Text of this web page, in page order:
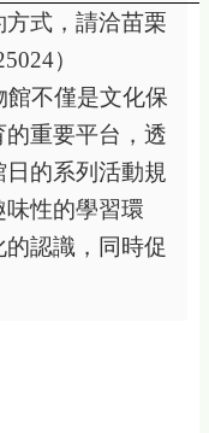
式，請洽苗栗
）
不僅是文化保
重要平台，透
的系列活動規
性的學習環
認識，同時促